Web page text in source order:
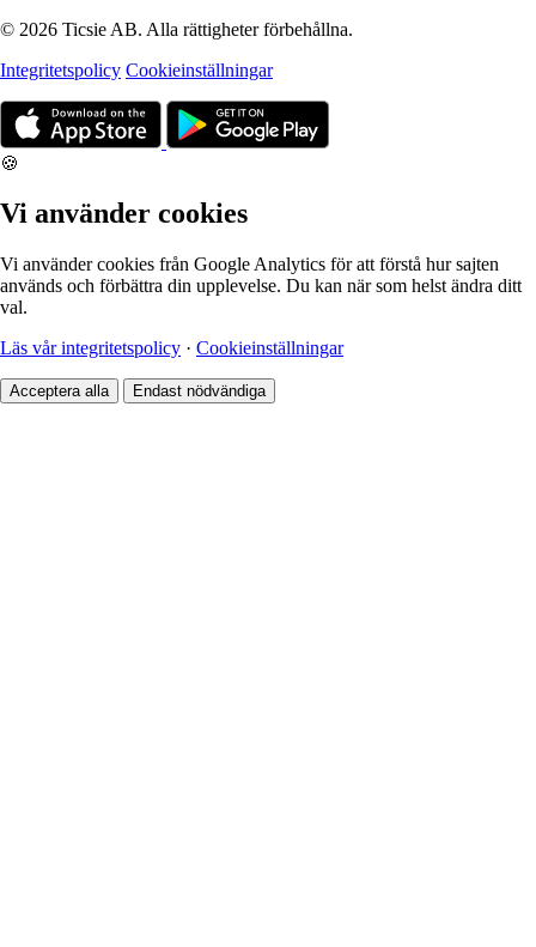
© 2026 Ticsie AB. Alla rättigheter förbehållna.
Integritetspolicy Cookieinställningar
🍪
Vi använder cookies
Vi använder cookies från Google Analytics för att förstå hur sajten
används och förbättra din upplevelse. Du kan när som helst ändra ditt
val.
Läs vår integritetspolicy · Cookieinställningar
Acceptera alla Endast nödvändiga